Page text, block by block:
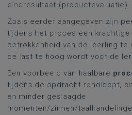
eindresultaat (productevaluatie).
Zoals eerder aangegeven zijn
tijdens het proces een krachtige
betrokkenheid van de leerling te
de last te hoog wordt voor de
Een voorbeeld van haalbare
tijdens de opdracht rondloopt,
en minder geslaagde
momenten/zinnen/